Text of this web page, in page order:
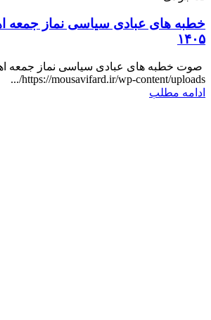
۱۴۰۵
https://mousavifard.ir/wp-content/uploads/...
ادامه مطلب